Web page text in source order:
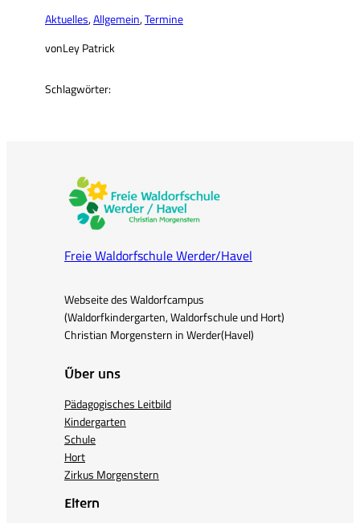
Aktuelles, Allgemein, Termine
vonLey Patrick
Schlagwörter:
Freie Waldorfschule Werder/Havel
Webseite des Waldorfcampus
(Waldorfkindergarten, Waldorfschule und Hort)
Christian Morgenstern in Werder(Havel)
Über uns
Pädagogisches Leitbild
Kindergarten
Schule
Hort
Zirkus Morgenstern
Eltern